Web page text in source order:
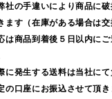
の手違いにより商品に破
ます（在庫がある場合は交
商品到着後５日以内にご
発生する送料は当社にて
口座にお振込させて頂き